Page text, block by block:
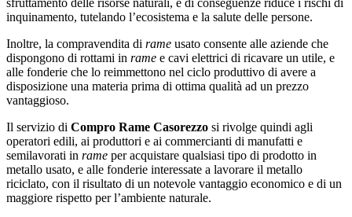
sfruttamento delle risorse naturali, e di conseguenze riduce i rischi di
inquinamento, tutelando l’ecosistema e la salute delle persone.
Inoltre, la compravendita di rame usato consente alle aziende che
dispongono di rottami in rame e cavi elettrici di ricavare un utile, e
alle fonderie che lo reimmettono nel ciclo produttivo di avere a
disposizione una materia prima di ottima qualità ad un prezzo
vantaggioso.
Il servizio di Compro Rame Casorezzo si rivolge quindi agli
operatori edili, ai produttori e ai commercianti di manufatti e
semilavorati in rame per acquistare qualsiasi tipo di prodotto in
metallo usato, e alle fonderie interessate a lavorare il metallo
riciclato, con il risultato di un notevole vantaggio economico e di un
maggiore rispetto per l’ambiente naturale.